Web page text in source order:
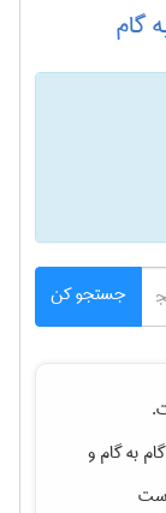
گام
جستجو کن
به گامو